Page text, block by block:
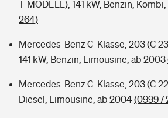
T-MODELL), 141 kW, Benzin,
264)
Mercedes-Benz C-Klasse, 203 (C
141 kW, Benzin, Limousine, ab 2003
Mercedes-Benz C-Klasse, 203 (C
Diesel, Limousine, ab 2004(0999 /